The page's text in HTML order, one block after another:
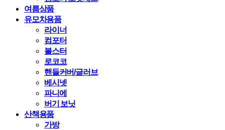
여름상품
유모차용품
라이너
컴포터
볼스터
로코코
핸들커버/글러브
베시넷
파니에
버기 보닛
산책용품
가방